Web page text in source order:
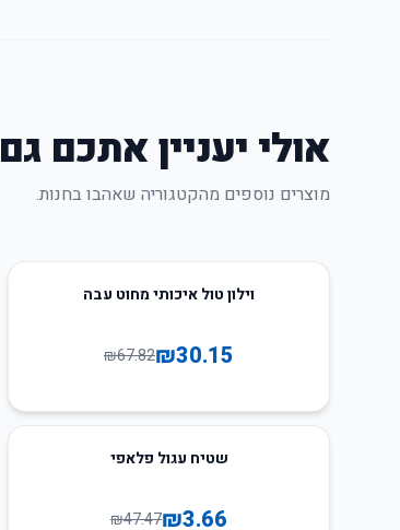
אולי יעניין אתכם גם
מוצרים נוספים מהקטגוריה שאהבו בחנות.
וילון טול איכותי מחוט עבה
₪30.15
₪67.82
שטיח עגול פלאפי
₪3.66
₪47.47